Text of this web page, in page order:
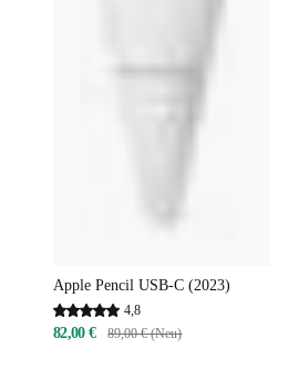
Apple Pencil USB-C (2023)
4,8
82,00 € 89,00 € (Neu)